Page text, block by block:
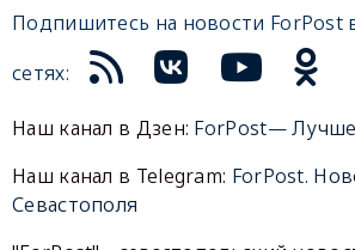
Подпишитесь на новости ForPost
сетях:
Наш канал в Дзен: ForPost—
Наш канал в Telegram: ForPost.
Севастополя